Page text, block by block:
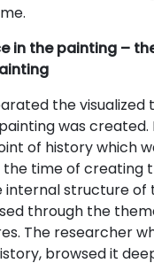
in the painting –
the visualized
was created.
of history which
the time of creating
internal structure of
through the
The researcher
browsed it